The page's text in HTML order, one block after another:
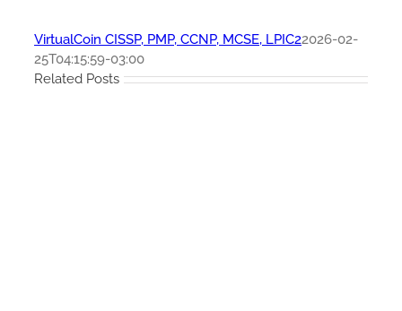
VirtualCoin CISSP, PMP, CCNP, MCSE, LPIC22026-02-
25T04:15:59-03:00
Related Posts